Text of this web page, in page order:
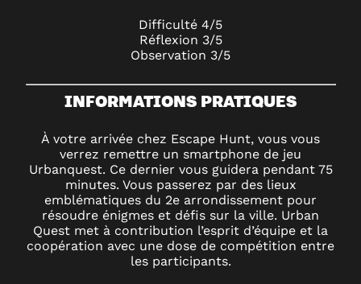
Difficulté 4/5
Réflexion 3/5
Observation 3/5
INFORMATIONS PRATIQUES
À votre arrivée chez Escape Hunt, vous vous
verrez remettre un smartphone de jeu
Urbanquest. Ce dernier vous guidera pendant 75
minutes. Vous passerez par des lieux
emblématiques du 2e arrondissement pour
résoudre énigmes et défis sur la ville. Urban
Quest met à contribution l’esprit d’équipe et la
coopération avec une dose de compétition entre
les participants.